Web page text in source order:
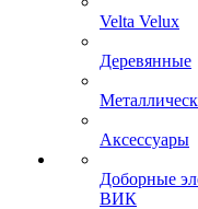
Velta Velux
Деревянные
Аксессуары
Доборные
ВИК